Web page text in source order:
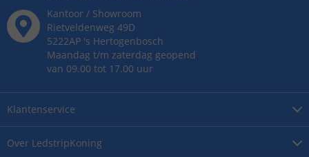
Over LedstripKoning
Klantenservice
Kantoor / Showroom
Rietveldenweg 49D
5222AP 's Hertogenbosch
Maandag t/m zaterdag geopend
van 09.00 tot 17.00 uur